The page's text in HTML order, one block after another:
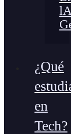
lA
¿Qué
en
Tech?